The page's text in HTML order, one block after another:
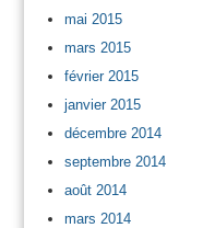
mai 2015
mars 2015
février 2015
janvier 2015
décembre 2014
septembre 2014
août 2014
mars 2014